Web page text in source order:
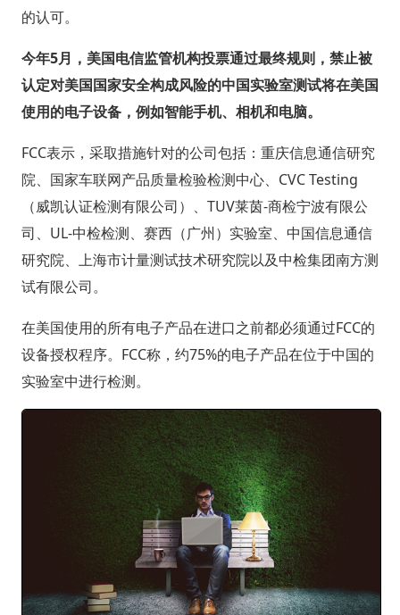
的认可。
今年5月，美国电信监管机构投票通过最终规则，禁止被
认定对美国国家安全构成风险的中国实验室测试将在美国
使用的电子设备，例如智能手机、相机和电脑。
FCC表示，采取措施针对的公司包括：重庆信息通信研究
院、国家车联网产品质量检验检测中心、CVC Testing
（威凯认证检测有限公司）、TUV莱茵-商检宁波有限公
司、UL-中检检测、赛西（广州）实验室、中国信息通信
研究院、上海市计量测试技术研究院以及中检集团南方测
试有限公司。
在美国使用的所有电子产品在进口之前都必须通过FCC的
设备授权程序。FCC称，约75%的电子产品在位于中国的
实验室中进行检测。